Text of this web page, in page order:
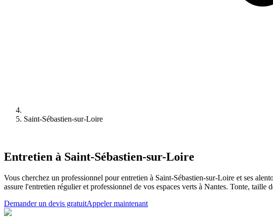
Saint-Sébastien-sur-Loire
Entretien à Saint-Sébastien-sur-Loire
Vous cherchez un professionnel pour entretien à Saint-Sébastien-sur-Loire et ses
assure l'entretien régulier et professionnel de vos espaces verts à Nantes. Tonte,
Demander un devis gratuitAppeler maintenant